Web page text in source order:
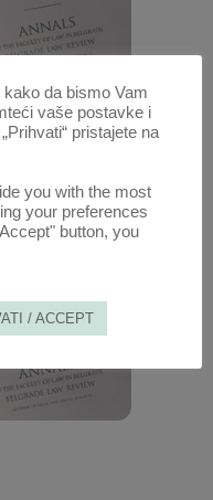
da bismo Vam
vaše postavke i
pristajete na
you with the most
your preferences
button, you
/ ACCEPT